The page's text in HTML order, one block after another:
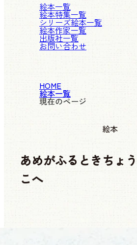
絵本一覧
絵本特集一覧
シリーズ絵本一覧
絵本作家一覧
出版社一覧
お問い合わせ
HOME
絵本一覧
現在のページ
絵本
あめがふるときちょ
こへ